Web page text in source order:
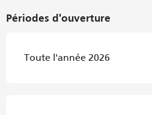
Périodes d'ouverture
Toute l'année 2026